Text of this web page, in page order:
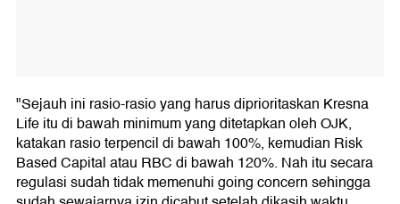
"Sejauh ini rasio-rasio yang harus diprioritaskan Kresna
Life itu di bawah minimum yang ditetapkan oleh OJK,
katakan rasio terpencil di bawah 100%, kemudian Risk
Based Capital atau RBCdi bawah 120%. Nah itu secara
regulasi sudah tidak memenuhi going concern sehingga